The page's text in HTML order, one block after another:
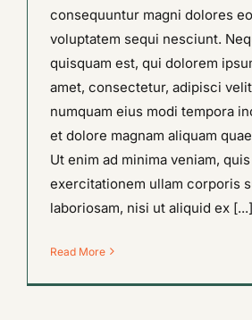
consequuntur magni dolores
voluptatem sequi nesciunt.
quisquam est, qui dolorem
amet, consectetur, adipisci
numquam eius modi tempora
et dolore magnam aliquam
Ut enim ad minima veniam,
exercitationem ullam corporis
laboriosam, nisi ut aliquid ex [...]
Read More